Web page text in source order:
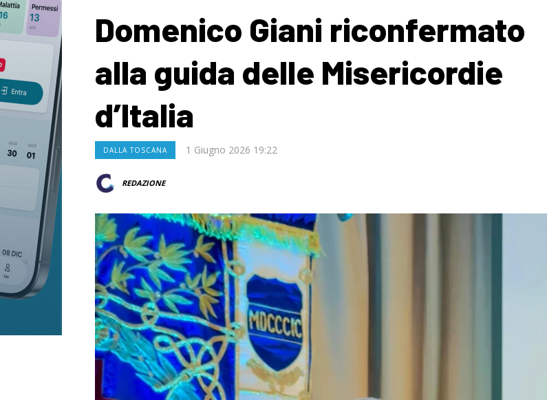
Domenico Giani riconfermato
alla guida delle Misericordie
d’Italia
DALLA TOSCANA 1 Giugno 2026 19:22
REDAZIONE